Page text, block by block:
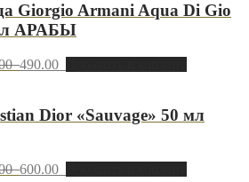
Giorgio Armani Aqua Di Gio
АРАБЫ
490.00
Dior «Sauvage» 50 мл
600.00